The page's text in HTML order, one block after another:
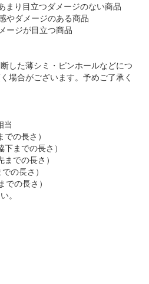
まり目立つダメージのない商品
やダメージのある商品
ージが目立つ商品
した薄シミ・ピンホールなどにつ
場合がございます。予めご了承く
当
の長さ）
までの長さ）
での長さ）
の長さ）
での長さ）
。